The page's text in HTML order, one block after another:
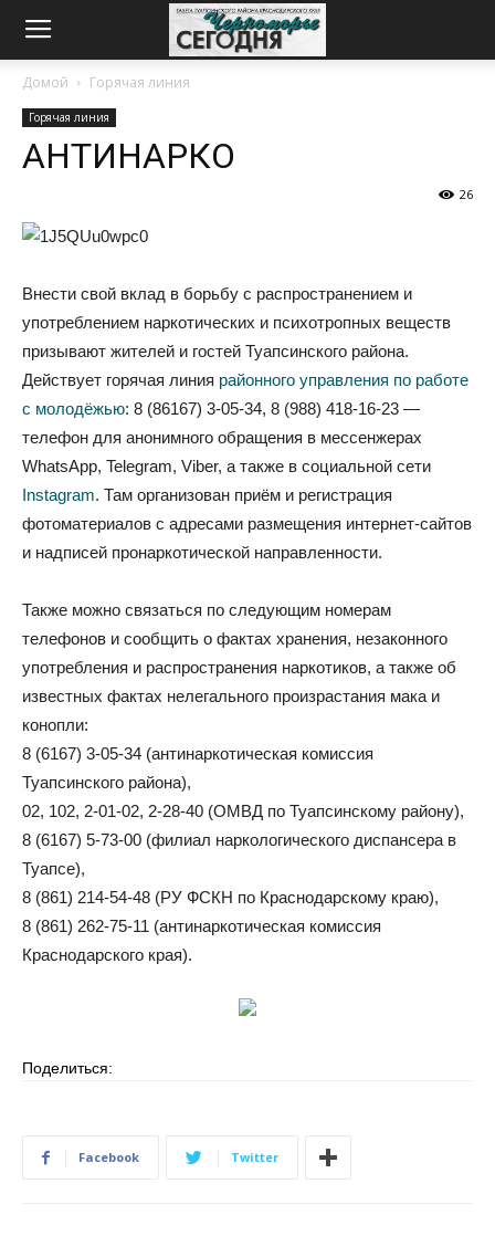
Домой Горячая линия
Горячая линия
АНТИНАРКО
26
Внести свой вклад в борьбу с распространением и
употреблением наркотических и психотропных веществ
призывают жителей и гостей Туапсинского района.
Действует горячая линия районного управления по работе
с молодёжью: 8 (86167) 3-05-34, 8 (988) 418-16-23 —
телефон для анонимного обращения в мессенжерах
WhatsApp, Telegram, Viber, а также в социальной сети
Instagram. Там организован приём и регистрация
фотоматериалов с адресами размещения интернет-сайтов
и надписей пронаркотической направленности.
Также можно связаться по следующим номерам
телефонов и сообщить о фактах хранения, незаконного
употребления и распространения наркотиков, а также об
известных фактах нелегального произрастания мака и
конопли:
8 (6167) 3-05-34 (антинаркотическая комиссия
Туапсинского района),
02, 102, 2-01-02, 2-28-40 (ОМВД по Туапсинскому району),
8 (6167) 5-73-00 (филиал наркологического диспансера в
Туапсе),
8 (861) 214-54-48 (РУ ФСКН по Краснодарскому краю),
8 (861) 262-75-11 (антинаркотическая комиссия
Краснодарского края).
Поделиться:
Facebook Twitter